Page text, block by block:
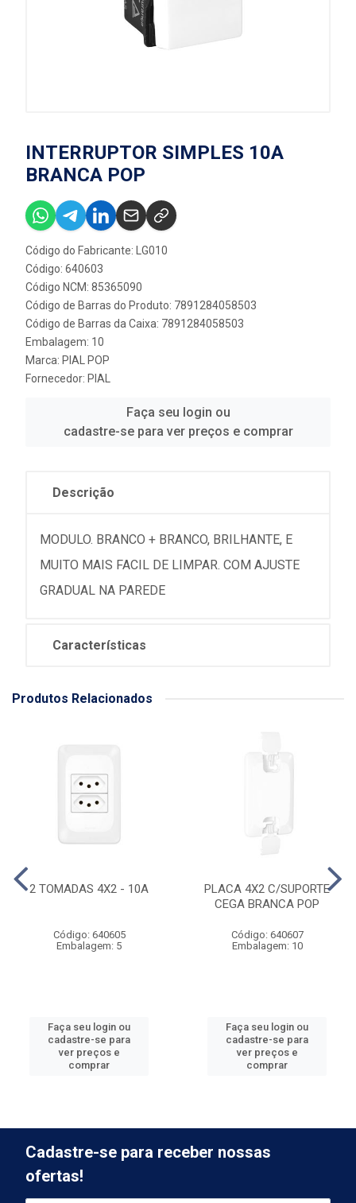
INTERRUPTOR SIMPLES 10A
BRANCA POP
Código do Fabricante: LG010
Código: 640603
Código NCM: 85365090
Código de Barras do Produto: 7891284058503
Código de Barras da Caixa: 7891284058503
Embalagem: 10
Marca: PIAL POP
Fornecedor: PIAL
Faça seu login ou
cadastre-se para ver preços e comprar
Descrição
MODULO. BRANCO + BRANCO, BRILHANTE, E
MUITO MAIS FACIL DE LIMPAR. COM AJUSTE
GRADUAL NA PAREDE
Características
Produtos Relacionados
2 TOMADAS 4X2 - 10A
Código: 640605
Embalagem: 5
Faça seu login ou
cadastre-se para
ver preços e
comprar
PLACA 4X2 C/SUPORTE
CEGA BRANCA POP
Código: 640607
Embalagem: 10
Faça seu login ou
cadastre-se para
ver preços e
comprar
Cadastre-se para receber nossas
ofertas!